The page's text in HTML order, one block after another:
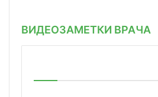
ВИДЕОЗАМЕТКИ ВРАЧА